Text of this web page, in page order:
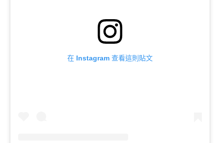
在 Instagram 查看這則貼文